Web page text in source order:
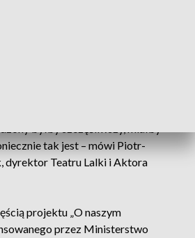
tak jest – mówi Piotr-
dyrektor Teatru Lalki i Aktora
projektu „O naszym
przez Ministerstwo